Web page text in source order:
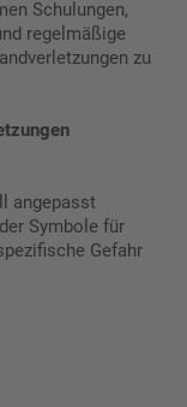
Schulungen,
regelmäßige
zu
angepasst
Symbole für
Gefahr